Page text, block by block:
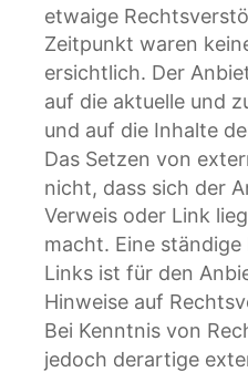
etwaige
Zeitpunkt waren
ersichtlich. Der
auf die aktuelle und
und auf die Inhalte
Das Setzen von
nicht, dass sich der
Verweis oder Link
macht. Eine
Links ist für den
Hinweise auf
Bei Kenntnis von
jedoch derartige